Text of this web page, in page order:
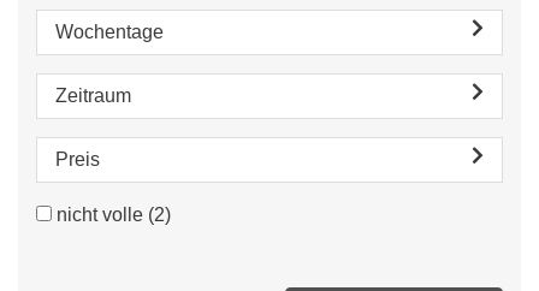
Wochentage
Zeitraum
Preis
nicht volle (2)